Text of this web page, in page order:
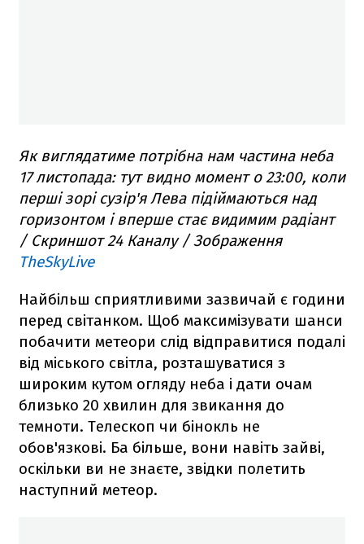
Як виглядатиме потрібна нам частина неба
17 листопада: тут видно момент о 23:00, коли
перші зорі сузір'я Лева підіймаються над
горизонтом і вперше стає видимим радіант
/ Скриншот 24 Каналу / Зображення
TheSkyLive
Найбільш сприятливими зазвичай є години
перед світанком. Щоб максимізувати шанси
побачити метеори слід відправитися подалі
від міського світла, розташуватися з
широким кутом огляду неба і дати очам
близько 20 хвилин для звикання до
темноти. Телескоп чи бінокль не
обов'язкові. Ба більше, вони навіть зайві,
оскільки ви не знаєте, звідки полетить
наступний метеор.